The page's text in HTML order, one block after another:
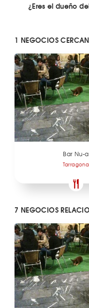
¿Eres el dueño
1 NEGOCIOS
Bar Nu-a
Tarragona
7 NEGOCIOS